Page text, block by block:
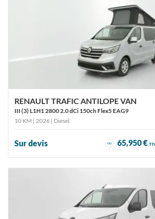
RENAULT TRAFIC ANTILOPE VAN
III (3) L1H1 2800 2.0 dCi 150ch Flex5 EAG9
10 KM | 2026 | Diesel
Sur devis ou 65,950 €